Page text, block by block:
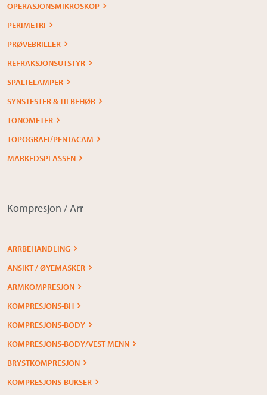
OPERASJONSMIKROSKOP
PERIMETRI
PRØVEBRILLER
REFRAKSJONSUTSTYR
SPALTELAMPER
SYNSTESTER & TILBEHØR
TONOMETER
TOPOGRAFI/PENTACAM
MARKEDSPLASSEN
Kompresjon / Arr
ARRBEHANDLING
ANSIKT / ØYEMASKER
ARMKOMPRESJON
KOMPRESJONS-BH
KOMPRESJONS-BODY
KOMPRESJONS-BODY/VEST MENN
BRYSTKOMPRESJON
KOMPRESJONS-BUKSER